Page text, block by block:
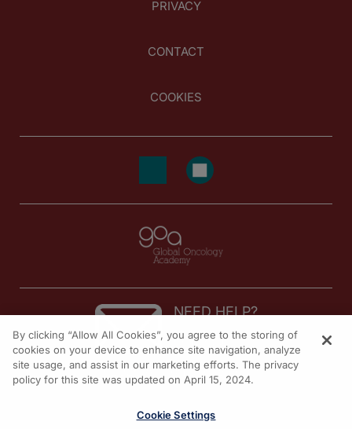
PRIVACY
CONTACT
COOKIES
NEED HELP?
Contact us
© 2026 All rights reserved.
By clicking “Allow All Cookies”, you agree to the storing of
cookies on your device to enhance site navigation, analyze
site usage, and assist in our marketing efforts. The privacy
policy for this site was updated on April 15, 2024.
Cookie Settings